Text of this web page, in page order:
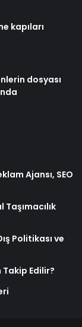
kapıları
dosyası
Ajansı, SEO
Taşımacılık
Politikası ve
Edilir?